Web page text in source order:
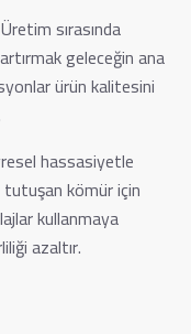
sırasında
geleceğin ana
ürün kalitesini
hassasiyetle
tutuşan kömür için
kullanmaya
azaltır.